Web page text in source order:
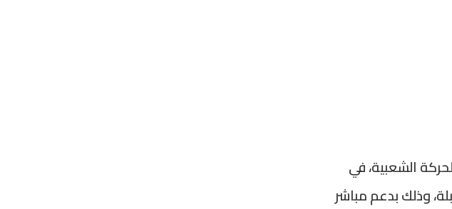
الشعبية، في
وذلك بدعم مباشر